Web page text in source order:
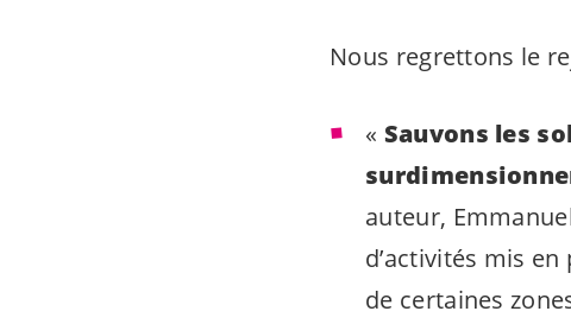
Nous regrettons le
« Sauvons les
auteur,
d’activités mis
de certaines